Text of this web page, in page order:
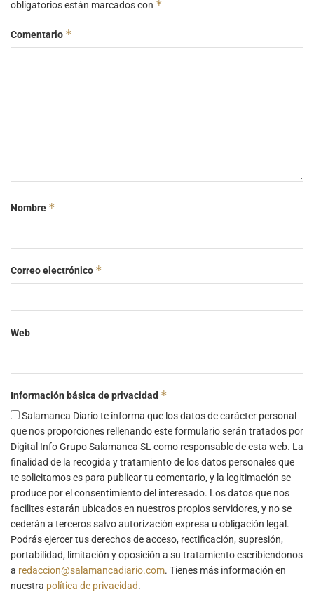
obligatorios están marcados con *
Comentario *
Nombre *
Correo electrónico *
Web
Información básica de privacidad *
Salamanca Diario te informa que los datos de carácter personal
que nos proporciones rellenando este formulario serán tratados por
Digital Info Grupo Salamanca SL como responsable de esta web. La
finalidad de la recogida y tratamiento de los datos personales que
te solicitamos es para publicar tu comentario, y la legitimación se
produce por el consentimiento del interesado. Los datos que nos
facilites estarán ubicados en nuestros propios servidores, y no se
cederán a terceros salvo autorización expresa u obligación legal.
Podrás ejercer tus derechos de acceso, rectificación, supresión,
portabilidad, limitación y oposición a su tratamiento escribiendonos
a redaccion@salamancadiario.com. Tienes más información en
nuestra política de privacidad.